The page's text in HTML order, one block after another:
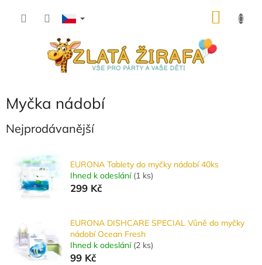
Myčka nádobí
Nejprodávanější
EURONA Tablety do myčky nádobí 40ks
Ihned k odeslání (1 ks)
299 Kč
EURONA DISHCARE SPECIAL Vůně do myčky
nádobí Ocean Fresh
Ihned k odeslání (2 ks)
99 Kč